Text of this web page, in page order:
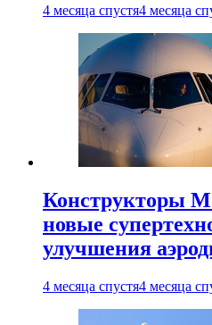
4 месяца спустя4 месяца
Конструкторы
новые
улучшения
4 месяца спустя4 месяца